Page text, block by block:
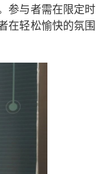
参与者需在限定时
在轻松愉快的氛围